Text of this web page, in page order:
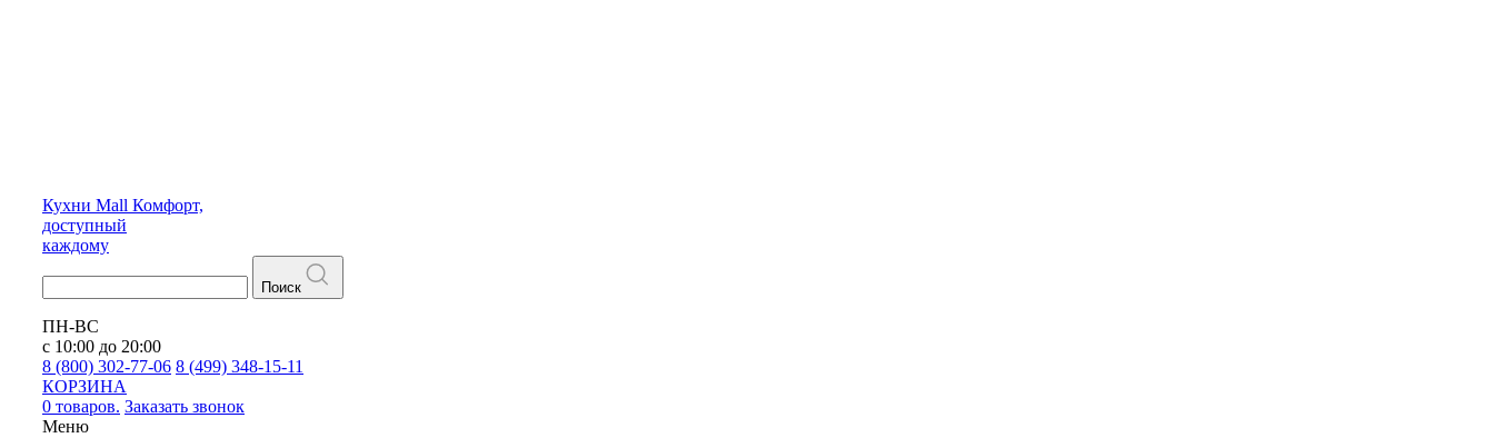
Кухни Mall Комфорт,
доступный
каждому
Поиск
ПН-ВС
с 10:00 до 20:00
8 (800) 302-77-06 8 (499) 348-15-11
КОРЗИНА
0 товаров. Заказать звонок
Меню